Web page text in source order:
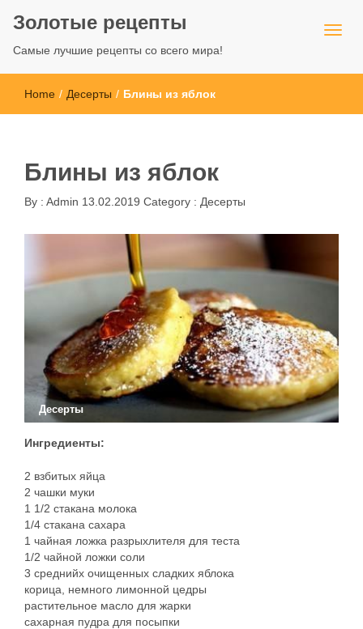
Золотые рецепты
Самые лучшие рецепты со всего мира!
Home / Десерты / Блины из яблок
Блины из яблок
By : Admin 13.02.2019 Category : Десерты
Десерты
Ингредиенты:
2 взбитых яйца
2 чашки муки
1 1/2 стакана молока
1/4 стакана сахара
1 чайная ложка разрыхлителя для теста
1/2 чайной ложки соли
3 среднийх очищенных сладких яблока
корица, немного лимонной цедры
растительное масло для жарки
сахарная пудра для посыпки